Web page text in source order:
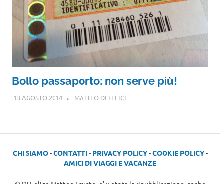
Bollo passaporto: non serve più!
13 AGOSTO 2014 MATTEO DI FELICE
CHI SIAMO-CONTATTI- PRIVACY POLICY-COOKIE POLICY-
AMICI DI VIAGGI E VACANZE